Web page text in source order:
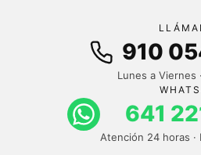
910
Lunes a Viernes
641
Atención 24 horas ·